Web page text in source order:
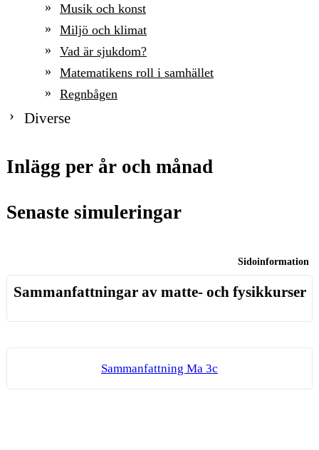
Musik och konst
Miljö och klimat
Vad är sjukdom?
Matematikens roll i samhället
Regnbågen
Diverse
Inlägg per år och månad
Senaste simuleringar
Sidoinformation
Sammanfattningar av matte- och fysikkurser
Sam­man­fatt­ning Ma 3c